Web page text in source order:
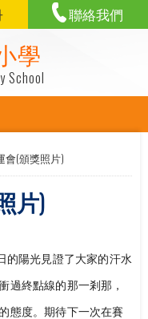
學
School
聯絡我們
會(頒獎照片)
片)
的陽光見證了大家的汗水
過終點線的那一剎那，
態度。期待下一次在賽